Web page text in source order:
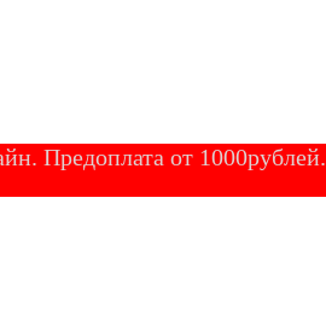
Предоплата от 1000рублей.